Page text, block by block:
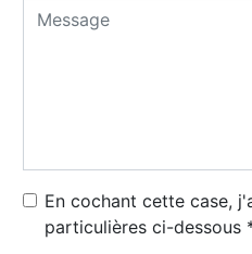
En cochant cette case,
particulières ci-dessous